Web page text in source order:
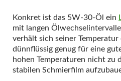
Konkret ist das 5W-30-Öl ein
mit langen
verhält sich seiner
dünnflüssig genug für eine
hohen Temperaturen nicht zu
stabilen Schmierfilm